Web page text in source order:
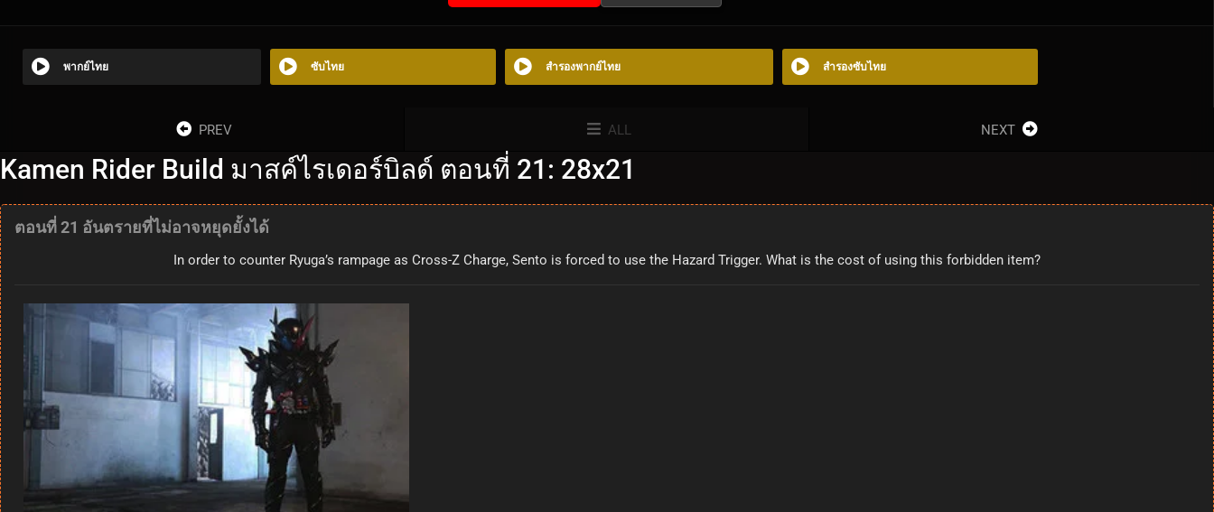
พากย์ไทย ซับไทย สำรองพากย์ไทย สำรองซับไทย
PREV ALL NEXT
Kamen Rider Build มาสค์ไรเดอร์บิลด์ ตอนที่ 21: 28x21
ตอนที่ 21 อันตรายที่ไม่อาจหยุดยั้งได้
In order to counter Ryuga’s rampage as Cross-Z Charge, Sento is forced to use the Hazard Trigger. What is the cost of using this forbidden item?